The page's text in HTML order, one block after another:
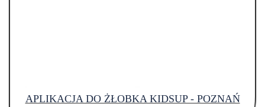
APLIKACJA DO ŻŁOBKA KIDSUP - POZNAŃ